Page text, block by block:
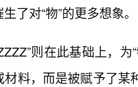
了对“物”的更多想象。
则在此基础上，
材料，而是被赋予了